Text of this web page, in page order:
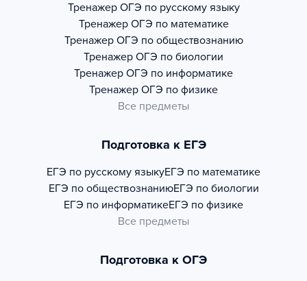
Тренажер ОГЭ по русскому языку
Тренажер ОГЭ по математике
Тренажер ОГЭ по обществознанию
Тренажер ОГЭ по биологии
Тренажер ОГЭ по информатике
Тренажер ОГЭ по физике
Все предметы
Подготовка к ЕГЭ
ЕГЭ по русскому языкуЕГЭ по математике
ЕГЭ по обществознаниюЕГЭ по биологии
ЕГЭ по информатикеЕГЭ по физике
Все предметы
Подготовка к ОГЭ